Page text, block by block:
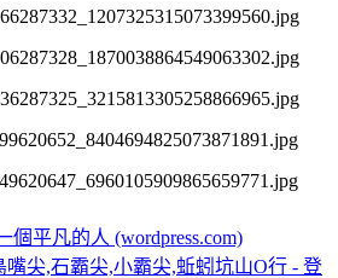
個平凡的人 (wordpress.com)
尖,石霸尖,小霸尖,蚯蚓坑山O行 - 登